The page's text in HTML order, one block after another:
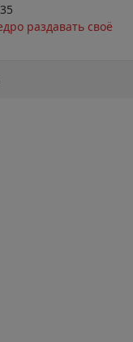
раздавать своё